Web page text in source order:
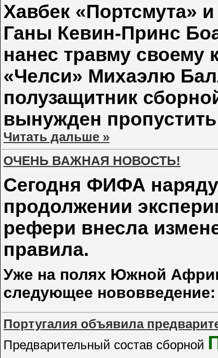
Хавбек «Портсмута»
Ганы Кевин-Принс
нанес травму своему
«Челси» Михаэлю
полузащитник
вынужден
Читать дальше »
ОЧЕНЬ ВАЖНАЯ НОВОСТЬ!
Сегодня ФИФА
продолжении
рефери внесла
правила.
Уже на полях Южной
следующее
Португалия объявила
Предварительный состав сборной